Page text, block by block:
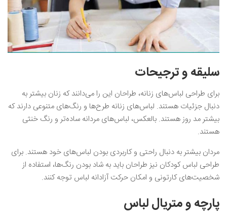
سلیقه و ترجیحات
برای طراحی لباس‌های زنانه، طراحان این را می‌دانند که زنان بیشتر به
دنبال جزئیات هستند. لباس‌های زنانه طرح‌ها و رنگ‌های متنوعی دارند که
بیشتر مد روز هستند. بالعکس، لباس‌های مردانه ساده‌تر و رنگ خنثی
هستند.
مردان بیشتر به دنبال راحتی و کاربردی بودن لباس‌های خود هستند. برای
طراحی لباس کودکان نیز طراحان باید به شاد بودن رنگ‌ها، استفاده از
شخصیت‌های کارتونی و امکان حرکت آزادانه لباس توجه کنند.
پارچه و متریال لباس